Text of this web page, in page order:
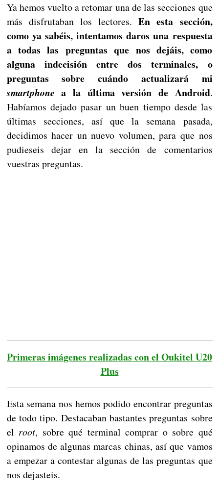
Ya hemos vuelto a retomar una de las secciones que
más disfrutaban los lectores.En esta sección,
como ya sabéis, intentamos daros una respuesta
a todas las preguntas que nos dejáis, como
alguna indecisión entre dos terminales, o
preguntas sobre cuándo actualizará mi
smartphone a la última versión de Android.
Habíamos dejado pasar un buen tiempo desde las
últimas secciones, así que la semana pasada,
decidimos hacer un nuevo volumen, para que nos
pudieseis dejar en la sección de comentarios
vuestras preguntas.
Primeras imágenes realizadas con el Oukitel U20
Plus
Esta semana nos hemos podido encontrar preguntas
de todo tipo. Destacaban bastantes preguntas sobre
el root, sobre qué terminal comprar o sobre qué
opinamos de algunas marcas chinas, así que vamos
a empezar a contestar algunas de las preguntas que
nos dejasteis.